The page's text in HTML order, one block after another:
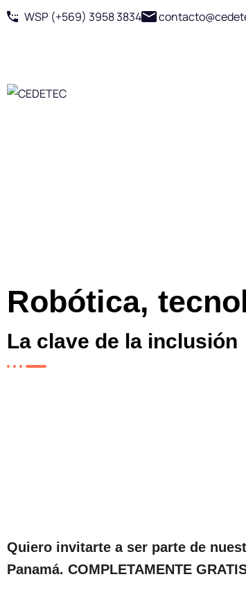
WSP (+569) 3958 3834
Robótica,
La clave de la inclusión
Quiero invitarte a ser parte de
Panamá. COMPLETAMENTE